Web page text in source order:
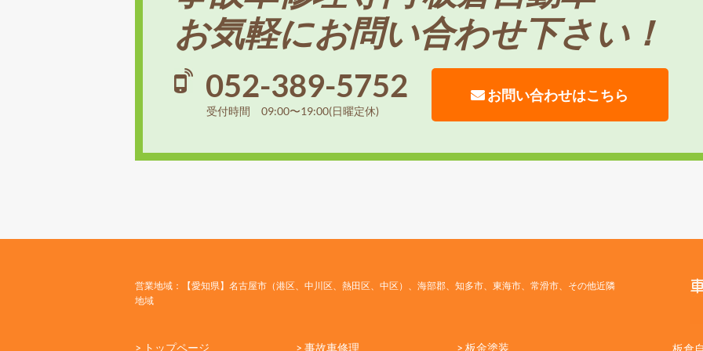
お気軽にお問い合わせ下さい！
052-389-5752
受付時間 09:00〜19:00(日曜定休)
お問い合わせはこちら
営業地域：【愛知県】名古屋市（港区、中川区、熱田区、中区）、海部郡、知多市、東海市、常滑市、その他近隣
地域
> トップページ > 事故車修理 > 板金塗装 板倉